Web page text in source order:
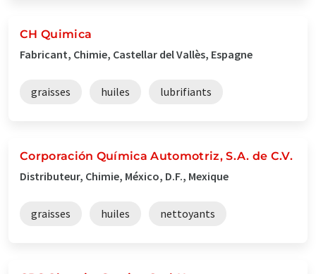
CH Quimica
Fabricant, Chimie, Castellar del Vallès, Espagne
graisses huiles lubrifiants
Corporación Química Automotriz, S.A. de C.V.
Distributeur, Chimie, México, D.F., Mexique
graisses huiles nettoyants